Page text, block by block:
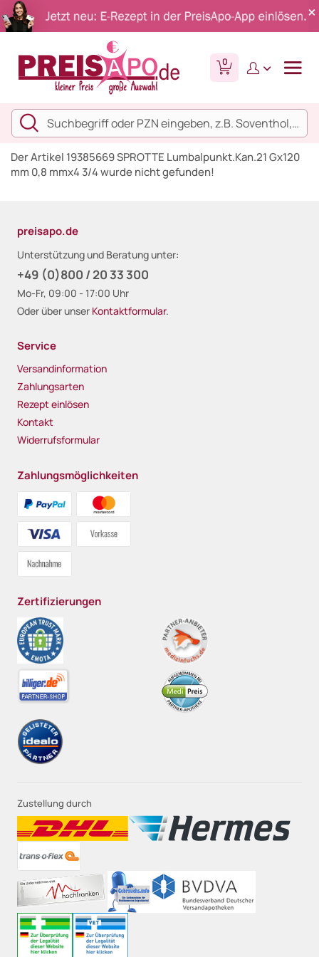
0
Der Artikel 19385669 SPROTTE Lumbalpunkt.Kan.21 Gx120
mm 0,8 mmx4 3/4 wurde nicht gefunden!
preisapo.de
Unterstützung und Beratung unter:
+49 (0)800 / 20 33 300
Mo-Fr, 09:00 - 17:00 Uhr
Oder über unser Kontaktformular.
Service
Versandinformation
Zahlungsarten
Rezept einlösen
Kontakt
Widerrufsformular
Zahlungsmöglichkeiten
Zertifizierungen
Zustellung durch